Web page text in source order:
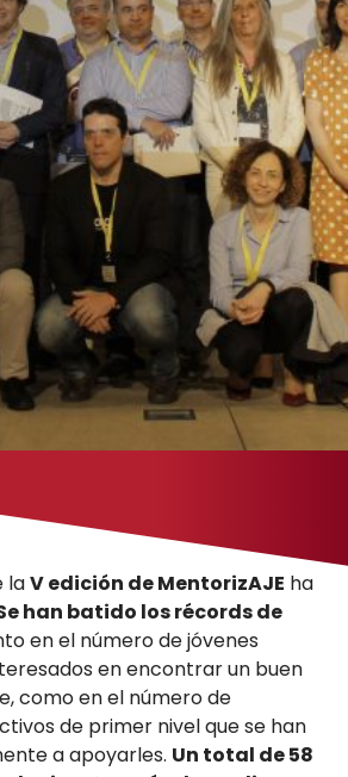
laV edición de MentorizAJE ha
han batido los récords de
en el número de jóvenes
en encontrar un buen
como en el número de
de primer nivel que se han
a apoyarles. Un total de 58